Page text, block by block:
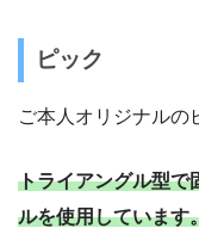
ピック
ご本人オリジナルの
トライアングル型で
ルを使用しています